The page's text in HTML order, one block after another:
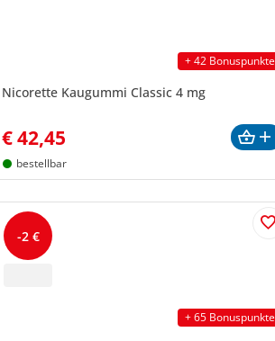
+ 42 Bonuspunkte
Nicorette Kaugummi Classic 4 mg
€42,45
bestellbar
-2 €
+ 65 Bonuspunkte